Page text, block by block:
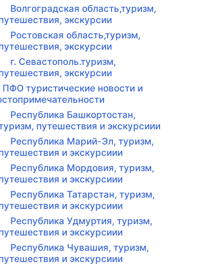
Волгоградская область,туризм,
экскурсии
Ростовская область,туризм,
экскурсии
г. Севастополь.туризм,
экскурсии
ПФО туристические новости и
Республика Башкортостан,
путешествия и экскурсиии
Республика Марий-Эл, туризм,
и экскурсиии
Республика Мордовия, туризм,
и экскурсиии
Республика Татарстан, туризм,
и экскурсиии
Республика Удмуртия, туризм,
и экскурсиии
Республика Чувашия, туризм,
и экскурсиии